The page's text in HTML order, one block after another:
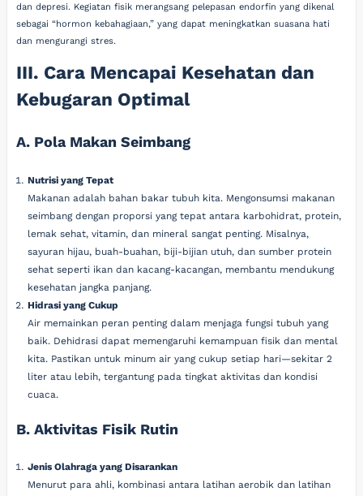
dan depresi. Kegiatan fisik merangsang pelepasan endorfin yang dikenal
sebagai “hormon kebahagiaan,” yang dapat meningkatkan suasana hati
dan mengurangi stres.
III. Cara Mencapai Kesehatan dan
Kebugaran Optimal
A. Pola Makan Seimbang
Nutrisi yang Tepat
Makanan adalah bahan bakar tubuh kita. Mengonsumsi makanan
seimbang dengan proporsi yang tepat antara karbohidrat, protein,
lemak sehat, vitamin, dan mineral sangat penting. Misalnya,
sayuran hijau, buah-buahan, biji-bijian utuh, dan sumber protein
sehat seperti ikan dan kacang-kacangan, membantu mendukung
kesehatan jangka panjang.
Hidrasi yang Cukup
Air memainkan peran penting dalam menjaga fungsi tubuh yang
baik. Dehidrasi dapat memengaruhi kemampuan fisik dan mental
kita. Pastikan untuk minum air yang cukup setiap hari—sekitar 2
liter atau lebih, tergantung pada tingkat aktivitas dan kondisi
cuaca.
B. Aktivitas Fisik Rutin
Jenis Olahraga yang Disarankan
Menurut para ahli, kombinasi antara latihan aerobik dan latihan